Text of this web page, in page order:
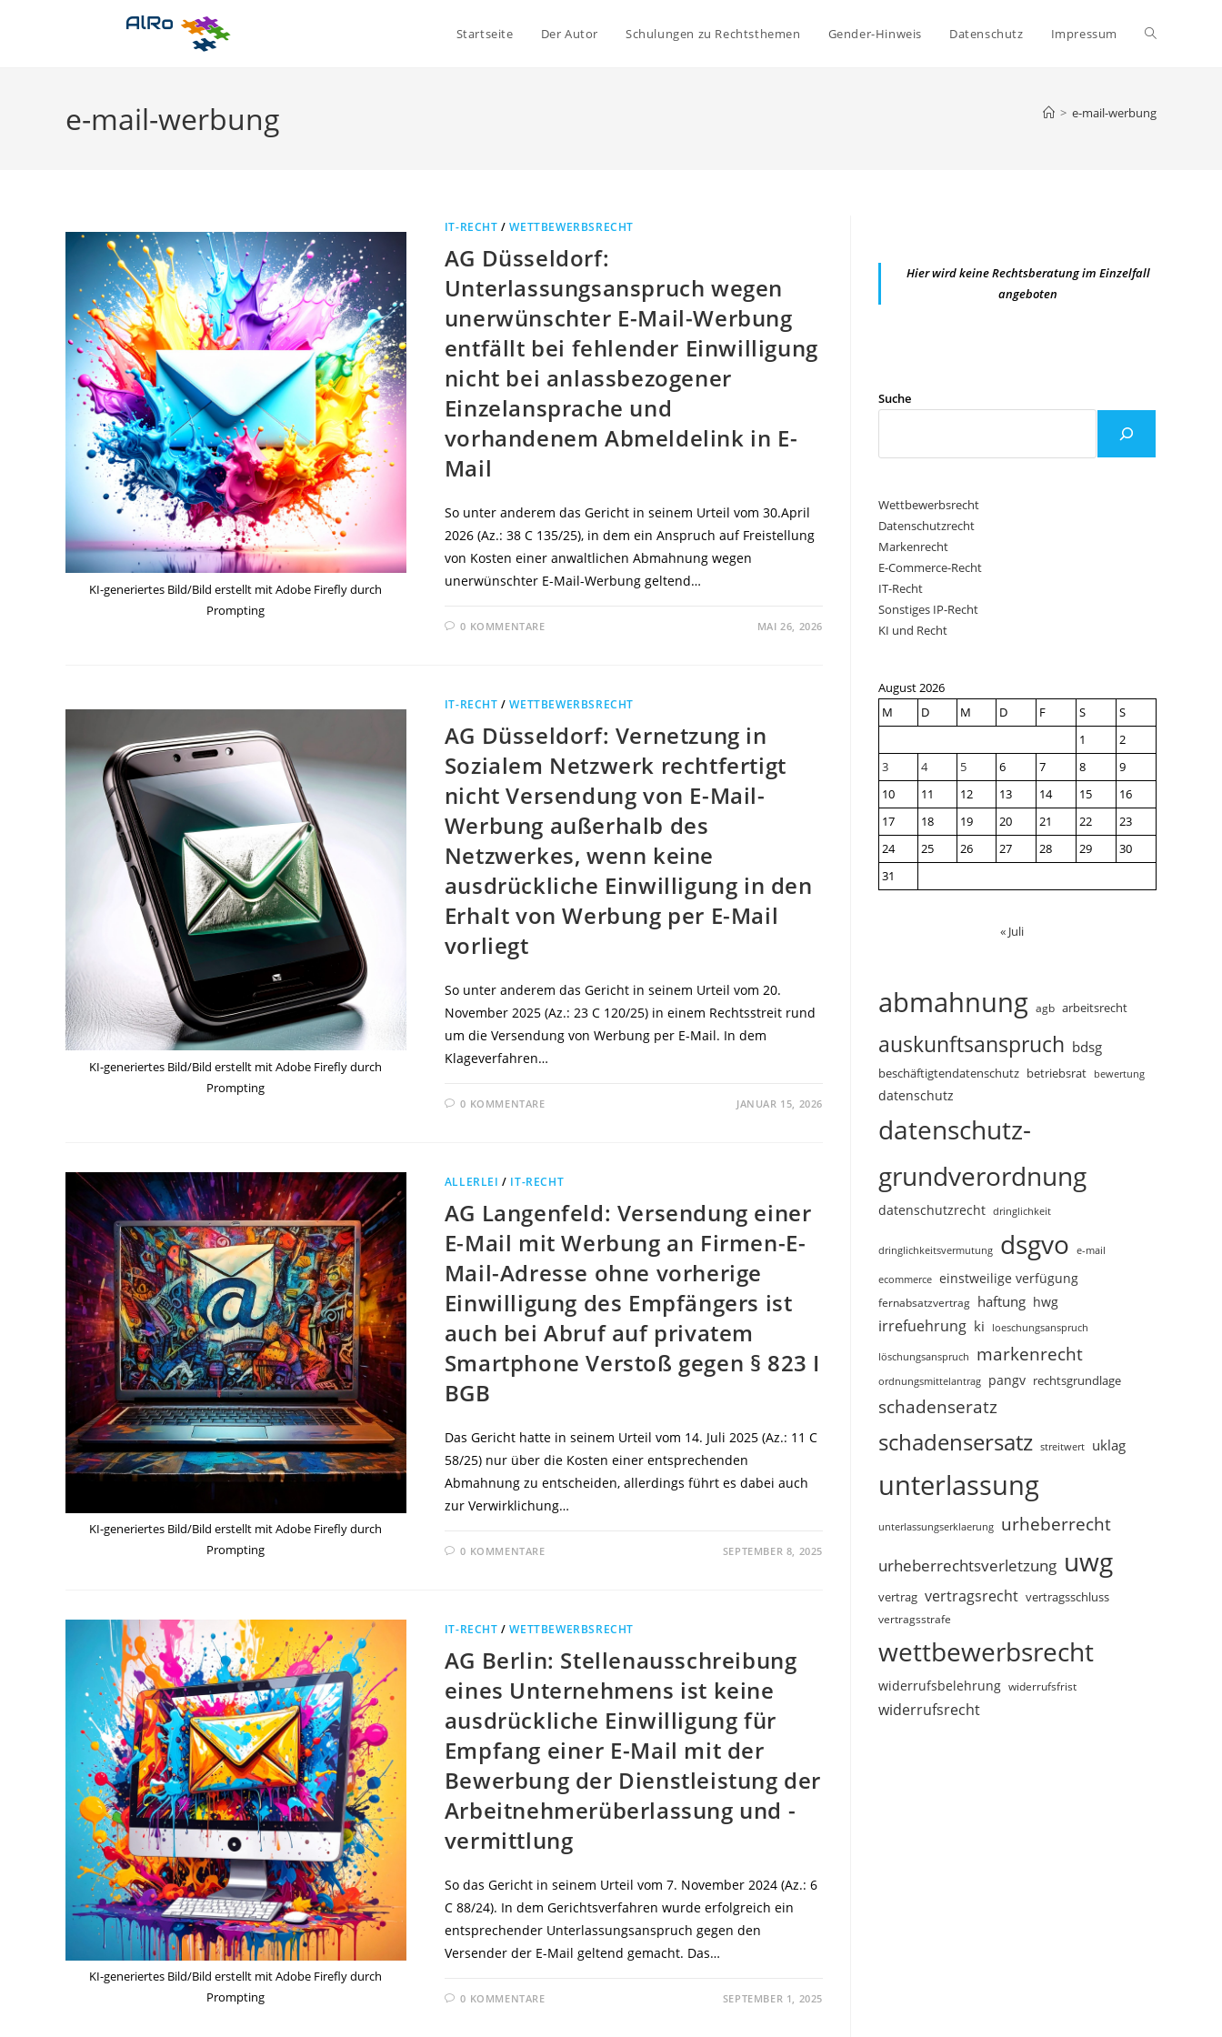
Startseite Der Autor Schulungen zu Rechtsthemen Gender-Hinweis Datenschutz Impressum Website-
e-mail-werbung > e-mail-werbung
KI-generiertes Bild/Bild erstellt mit Adobe Firefly durch
Prompting
IT-RECHT /WETTBEWERBSRECHT
AG Düsseldorf:
Unterlassungsanspruch wegen
unerwünschter E-Mail-Werbung
entfällt bei fehlender Einwilligung
nicht bei anlassbezogener
Einzelansprache und
vorhandenem Abmeldelink in E-
Mail
So unter anderem das Gericht in seinem Urteil vom 30.April
2026 (Az.: 38 C 135/25), in dem ein Anspruch auf Freistellung
von Kosten einer anwaltlichen Abmahnung wegen
unerwünschter E-Mail-Werbung geltend…
0 KOMMENTARE MAI 26, 2026
KI-generiertes Bild/Bild erstellt mit Adobe Firefly durch
Prompting
IT-RECHT /WETTBEWERBSRECHT
AG Düsseldorf: Vernetzung in
Sozialem Netzwerk rechtfertigt
nicht Versendung von E-Mail-
Werbung außerhalb des
Netzwerkes, wenn keine
ausdrückliche Einwilligung in den
Erhalt von Werbung per E-Mail
vorliegt
So unter anderem das Gericht in seinem Urteil vom 20.
November 2025 (Az.: 23 C 120/25) in einem Rechtsstreit rund
um die Versendung von Werbung per E-Mail. In dem
Klageverfahren…
0 KOMMENTARE JANUAR 15, 2026
KI-generiertes Bild/Bild erstellt mit Adobe Firefly durch
Prompting
ALLERLEI / IT-RECHT
AG Langenfeld: Versendung einer
E-Mail mit Werbung an Firmen-E-
Mail-Adresse ohne vorherige
Einwilligung des Empfängers ist
auch bei Abruf auf privatem
Smartphone Verstoß gegen § 823 I
BGB
Das Gericht hatte in seinem Urteil vom 14. Juli 2025 (Az.: 11 C
58/25) nur über die Kosten einer entsprechenden
Abmahnung zu entscheiden, allerdings führt es dabei auch
zur Verwirklichung…
0 KOMMENTARE SEPTEMBER 8, 2025
KI-generiertes Bild/Bild erstellt mit Adobe Firefly durch
Prompting
IT-RECHT /WETTBEWERBSRECHT
AG Berlin: Stellenausschreibung
eines Unternehmens ist keine
ausdrückliche Einwilligung für
Empfang einer E-Mail mit der
Bewerbung der Dienstleistung der
Arbeitnehmerüberlassung und -
vermittlung
So das Gericht in seinem Urteil vom 7. November 2024 (Az.: 6
C 88/24). In dem Gerichtsverfahren wurde erfolgreich ein
entsprechender Unterlassungsanspruch gegen den
Versender der E-Mail geltend gemacht. Das…
0 KOMMENTARE SEPTEMBER 1, 2025
Hier wird keine Rechtsberatung im Einzelfall
angeboten
Suche
Wettbewerbsrecht
Datenschutzrecht
Markenrecht
E-Commerce-Recht
IT-Recht
Sonstiges IP-Recht
KI und Recht
August 2026
M
D M D F S
S
1
2
3
4 5 6 7 8
9
10
11 12 13 14 15
16
17
18 19 20 21 22
23
24
25 26 27 28 29
30
31
« Juli
abmahnung agb arbeitsrecht
auskunftsanspruch bdsg
beschäftigtendatenschutz betriebsrat bewertung
datenschutz
datenschutz-
grundverordnung
datenschutzrecht dringlichkeit
dringlichkeitsvermutung dsgvo e-mail
ecommerce einstweilige verfügung
fernabsatzvertrag haftung hwg
irrefuehrung ki loeschungsanspruch
löschungsanspruch markenrecht
ordnungsmittelantrag pangv rechtsgrundlage
schadenseratz
schadensersatz streitwert uklag
unterlassung
unterlassungserklaerung urheberrecht
urheberrechtsverletzung uwg
vertrag vertragsrecht vertragsschluss
vertragsstrafe
wettbewerbsrecht
widerrufsbelehrung widerrufsfrist
widerrufsrecht